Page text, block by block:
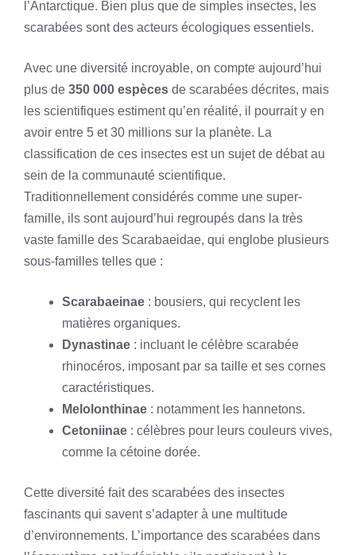
l’Antarctique. Bien plus que de simples insectes, les
scarabées sont des acteurs écologiques essentiels.
Avec une diversité incroyable, on compte aujourd’hui
plus de 350 000 espèces de scarabées décrites, mais
les scientifiques estiment qu’en réalité, il pourrait y en
avoir entre 5 et 30 millions sur la planète. La
classification de ces insectes est un sujet de débat au
sein de la communauté scientifique.
Traditionnellement considérés comme une super-
famille, ils sont aujourd’hui regroupés dans la très
vaste famille des Scarabaeidae, qui englobe plusieurs
sous-familles telles que :
Scarabaeinae : bousiers, qui recyclent les
matières organiques.
Dynastinae : incluant le célèbre scarabée
rhinocéros, imposant par sa taille et ses cornes
caractéristiques.
Melolonthinae : notamment les hannetons.
Cetoniinae : célèbres pour leurs couleurs vives,
comme la cétoine dorée.
Cette diversité fait des scarabées des insectes
fascinants qui savent s’adapter à une multitude
d’environnements. L’importance des scarabées dans